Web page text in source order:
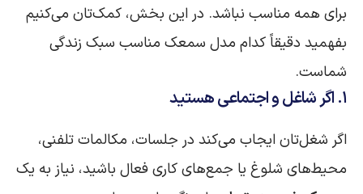
برای همه مناسب نباشد. در این بخش، کمک‌تان می‌کنیم
بفهمید دقیقاً کدام مدل سمعک مناسب سبک زندگی
شماست.
۱. اگر شاغل و اجتماعی هستید
اگر شغل‌تان ایجاب می‌کند در جلسات، مکالمات تلفنی،
محیط‌های شلوغ یا جمع‌های کاری فعال باشید، نیاز به یک